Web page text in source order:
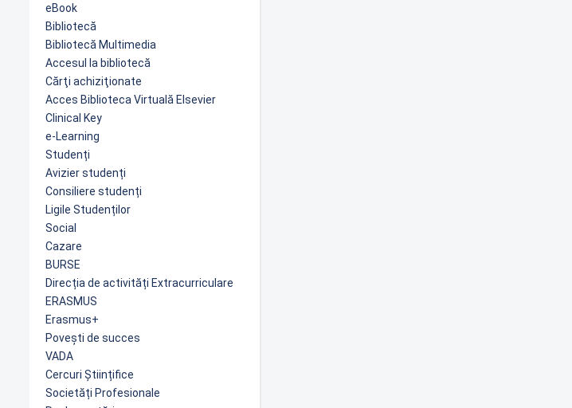
eBook
Bibliotecă
Bibliotecă Multimedia
Accesul la bibliotecă
Cărţi achiziţionate
Acces Biblioteca Virtuală Elsevier
Clinical Key
e-Learning
Studenți
Avizier studenți
Consiliere studenți
Ligile Studenților
Social
Cazare
BURSE
Direcția de activități Extracurriculare
ERASMUS
Erasmus+
Povești de succes
VADA
Cercuri Științifice
Societăți Profesionale